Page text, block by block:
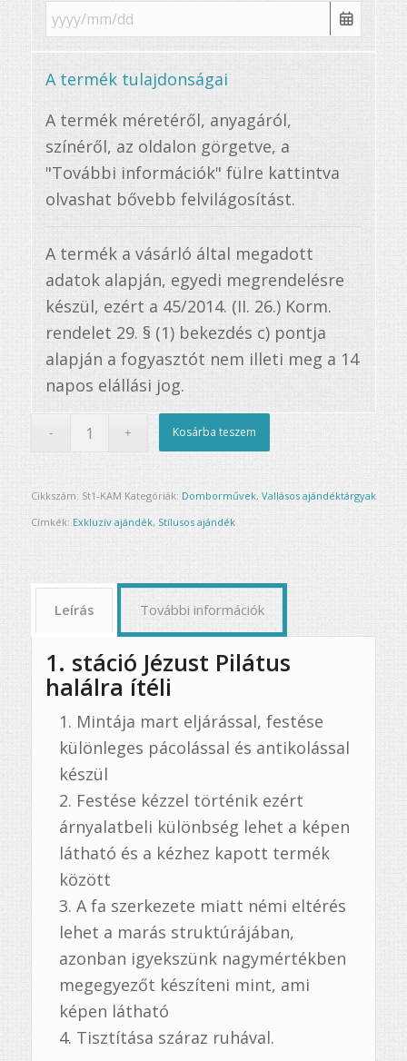
A termék tulajdonságai
A termék méretéről, anyagáról,
színéről, az oldalon görgetve, a
"További információk" fülre kattintva
olvashat bővebb felvilágosítást.
A termék a vásárló által megadott
adatok alapján, egyedi megrendelésre
készül, ezért a 45/2014. (II. 26.) Korm.
rendelet 29. § (1) bekezdés c) pontja
alapján a fogyasztót nem illeti meg a 14
napos elállási jog.
Kosárba teszem
Cikkszám: St1-KAM Kategóriák: Domborművek, Vallásos ajándéktárgyak
Címkék: Exkluzív ajándék, Stílusos ajándék
Leírás További információk
1. stáció Jézust Pilátus
halálra ítéli
Mintája mart eljárással, festése
különleges pácolással és antikolással
készül
Festése kézzel történik ezért
árnyalatbeli különbség lehet a képen
látható és a kézhez kapott termék
között
A fa szerkezete miatt némi eltérés
lehet a marás struktúrájában,
azonban igyekszünk nagymértékben
megegyezőt készíteni mint, ami
képen látható
Tisztítása száraz ruhával.